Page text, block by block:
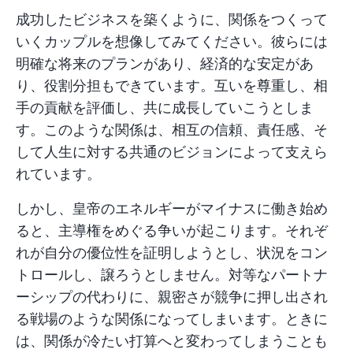
成功したビジネスを築くように、関係をつくって
いくカップルを想像してみてください。彼らには
明確な将来のプランがあり、経済的な安定があ
り、役割分担もできています。互いを尊重し、相
手の貢献を評価し、共に成長していこうとしま
す。このような関係は、相互の信頼、責任感、そ
して人生に対する共通のビジョンによって支えら
れています。
しかし、皇帝のエネルギーがマイナスに働き始め
ると、主導権をめぐる争いが起こります。それぞ
れが自分の優位性を証明しようとし、状況をコン
トロールし、譲ろうとしません。対等なパートナ
ーシップの代わりに、親密さが競争に押し出され
る戦場のような関係になってしまいます。ときに
は、関係が冷たい打算へと変わってしまうことも